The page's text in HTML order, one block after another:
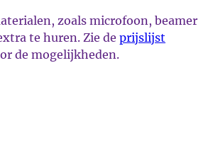
zoals microfoon, beamer
te huren. Zie de prijslijst
de mogelijkheden.